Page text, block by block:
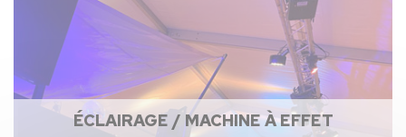
ÉCLAIRAGE / MACHINE À EFFET